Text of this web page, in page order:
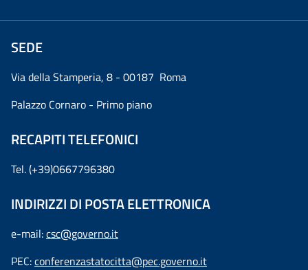
SEDE
Via della Stamperia, 8 - 00187 Roma
Palazzo Cornaro - Primo piano
RECAPITI TELEFONICI
Tel. (+39)0667796380
INDIRIZZI DI POSTA ELETTRONICA
e-mail:csc@governo.it
PEC:conferenzastatocitta@pec.governo.it